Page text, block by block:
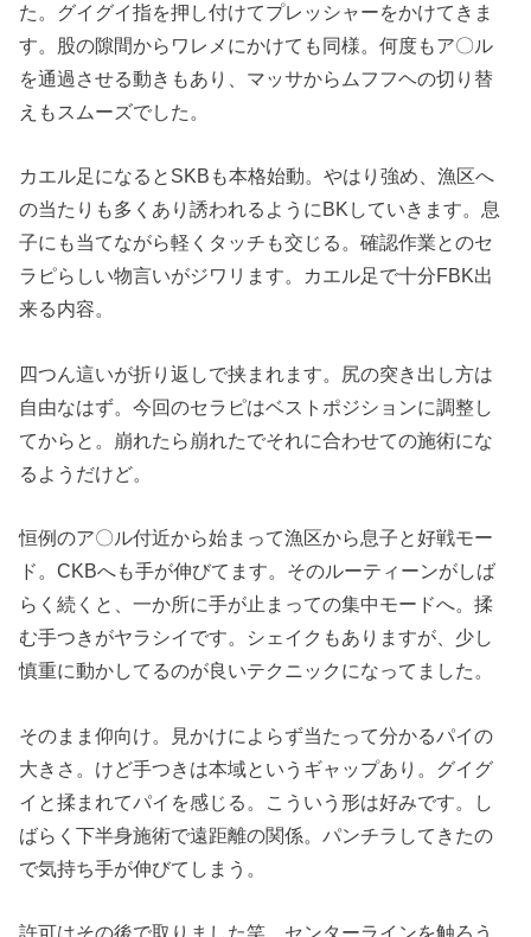
た。グイグイ指を押し付けてプレッシャーをかけてきま
す。股の隙間からワレメにかけても同様。何度もア〇ル
を通過させる動きもあり、マッサからムフフヘの切り替
えもスムーズでした。
カエル足になるとSKBも本格始動。やはり強め、漁区へ
の当たりも多くあり誘われるようにBKしていきます。息
子にも当てながら軽くタッチも交じる。確認作業とのセ
ラピらしい物言いがジワリます。カエル足で十分FBK出
来る内容。
四つん這いが折り返しで挟まれます。尻の突き出し方は
自由なはず。今回のセラピはベストポジションに調整し
てからと。崩れたら崩れたでそれに合わせての施術にな
るようだけど。
恒例のア〇ル付近から始まって漁区から息子と好戦モー
ド。CKBへも手が伸びてます。そのルーティーンがしば
らく続くと、一か所に手が止まっての集中モードへ。揉
む手つきがヤラシイです。シェイクもありますが、少し
慎重に動かしてるのが良いテクニックになってました。
そのまま仰向け。見かけによらず当たって分かるパイの
大きさ。けど手つきは本域というギャップあり。グイグ
イと揉まれてパイを感じる。こういう形は好みです。し
ばらく下半身施術で遠距離の関係。パンチラしてきたの
で気持ち手が伸びてしまう。
許可はその後で取りました笑。センターラインを触ろう